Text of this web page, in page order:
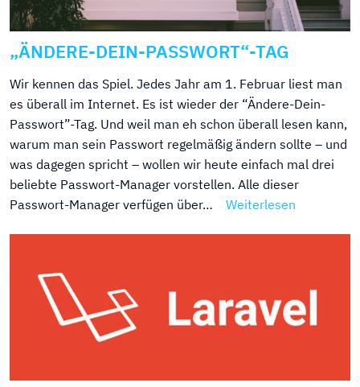
„ÄNDERE-DEIN-PASSWORT“-TAG
Wir kennen das Spiel. Jedes Jahr am 1. Februar liest man
es überall im Internet. Es ist wieder der “Ändere-Dein-
Passwort”-Tag. Und weil man eh schon überall lesen kann,
warum man sein Passwort regelmäßig ändern sollte – und
was dagegen spricht – wollen wir heute einfach mal drei
beliebte Passwort-Manager vorstellen. Alle dieser
Passwort-Manager verfügen über…
Weiterlesen